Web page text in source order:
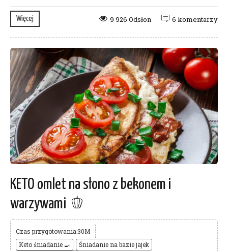
Więcej 6 komentarzy
9 926 Odsłon
KETO omlet na słono z bekonem i
warzywami 🫑
Czas przygotowania:30M
Keto śniadanie 🍳
Śniadanie na bazie jajek